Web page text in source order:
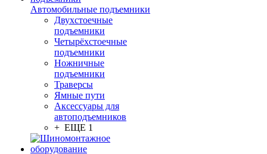
Автомобильные подъемники
Двухстоечные
подъемники
Четырёхстоечные
подъемники
Ножничные
подъемники
Траверсы
Ямные пути
Аксессуары для
автоподъемников
+ ЕЩЕ 1